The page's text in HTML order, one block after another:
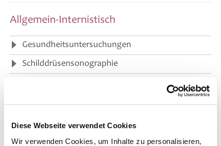
Diese Webseite verwendet Cookies
Wir verwenden Cookies, um Inhalte zu personalisieren,
Allgemein-Internistisch
Gesundheitsuntersuchungen
Schilddrüsensonographie
Impfungen und Impfberatung